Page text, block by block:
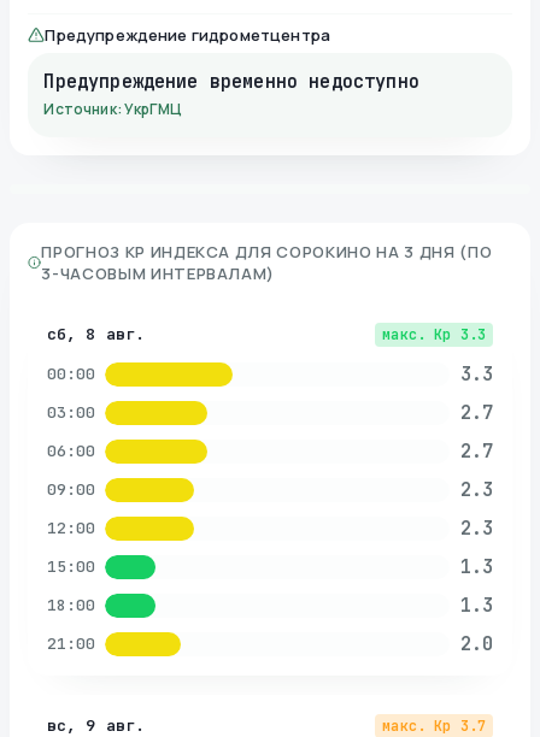
Предупреждение гидрометцентра
Предупреждение временно недоступно
Источник: УкрГМЦ
ПРОГНОЗ KP ИНДЕКСА ДЛЯ СОРОКИНО НА 3 ДНЯ (ПО
3-ЧАСОВЫМ ИНТЕРВАЛАМ)
сб, 8 авг. макс. Kp 3.3
00:00 3.3
03:00 2.7
06:00 2.7
09:00 2.3
12:00 2.3
15:00 1.3
18:00 1.3
21:00 2.0
вс, 9 авг. макс. Kp 3.7